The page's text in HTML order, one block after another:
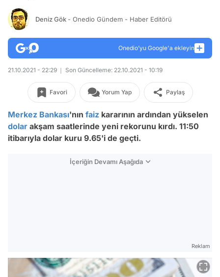
Deniz Gök - Onedio Gündem - Haber Editörü
Onedio’yu Google'a ekleyin
21.10.2021 - 22:29 Son Güncelleme: 22.10.2021 - 10:19
Favori Yorum Yap Paylaş
Merkez Bankası'nın faiz kararının ardından yükselen
dolar akşam saatlerinde yeni rekorunu kırdı. 11:50
itibarıyla dolar kuru 9.65'i de geçti.
İçeriğin Devamı Aşağıda
Reklam